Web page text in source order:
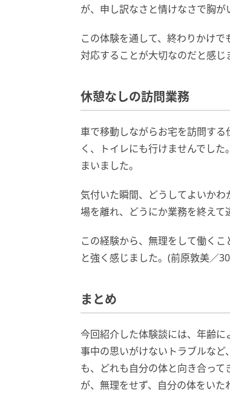
が、申し訳なさと情けなさで胸が
この体験を通して、終わりかけ
対応することが大切なのだと感
休憩なしの訪問業務
車で移動しながらお宅を訪問す
く、トイレにも行けませんでした
まいました。
気付いた瞬間、どうしてよいかわ
場を離れ、どうにか業務を終えて
この経験から、無理をして働く
と強く感じました。(前原敦美／
まとめ
今回紹介した体験談には、年齢
事中の思いがけないトラブルな
も、どれも自分の体と向き合っ
が、無理をせず、自分の体をいた